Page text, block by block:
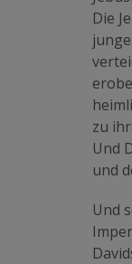
Die
zu
Und
und
Und